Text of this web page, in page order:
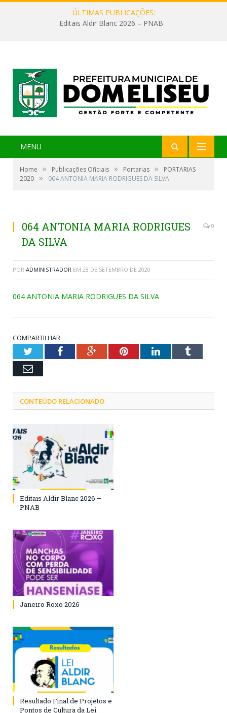
ÚLTIMAS PUBLICAÇÕES:
Editais Aldir Blanc 2026 – PNAB
MENU
Home » Publicações Oficiais » Portarias »
PORTARIAS
2020 » 064 ANTONIA MARIA RODRIGUES DA SILVA
064 ANTONIA MARIA RODRIGUES
DA SILVA
0
POR ADMINISTRADOR EM 28 DE SETEMBRO DE 2020
064 ANTONIA MARIA RODRIGUES DA SILVA
COMPARTILHAR:
TwitterFacebookGoogle+PinterestLinkedInTumblr
Email
CONTEÚDO RELACIONADO
Editais Aldir Blanc 2026 –
PNAB
Janeiro Roxo 2026
Resultado Final de Projetos e
Pontos de Cultura da Lei